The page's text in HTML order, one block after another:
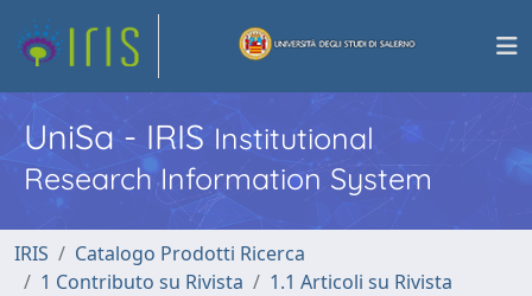
UniSa - IRISInstitutional
Research Information System
IRIS
Catalogo Prodotti Ricerca
1 Contributo su Rivista
1.1 Articoli su Rivista